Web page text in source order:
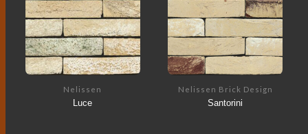
Nelissen
Luce
Nelissen Brick Design
Santorini